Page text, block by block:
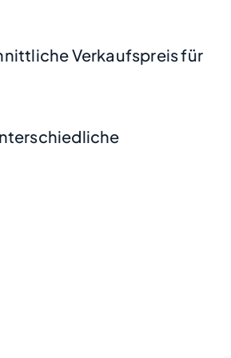
Verkaufspreis für